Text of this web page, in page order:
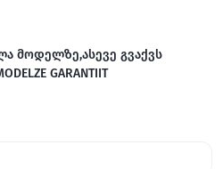
მოდელზე,ასევე გვაქვს
GARANTIIT